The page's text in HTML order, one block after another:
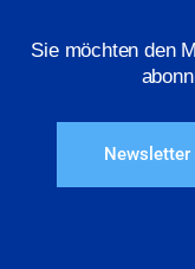
Sie möchten den
Newsletter